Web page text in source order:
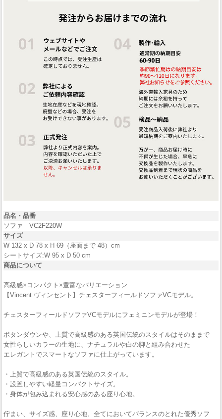
品名・品番
ソファ VC2F220W
サイズ
W 132 x D 78 x H 69（座面まで 48）cm
シートサイズ:W 95 x D 50 cm
商品について
高級感×コンパクト×豊富なバリエーション
【Vincent ヴィンセント】チェスターフィールドソファVCモデル。
チェスターフィールドソファVCモデルにフェミニンモデルが登場！
ボタンダウンや、上質で高級感のある英国伝統のスタイルはそのままで
女性らしいカラーの生地に、ナチュラルや白の脚と組み合わせた
エレガントでスマートなソファに仕上がっています。
・上質で高級感のある英国伝統のスタイル。
・設置しやすい軽量コンパクトサイズ。
・身体が包み込まれる安心感のある座り心地。
佇まい、サイズ感、座り心地、全てにおいてバランスのとれた優秀ソフ